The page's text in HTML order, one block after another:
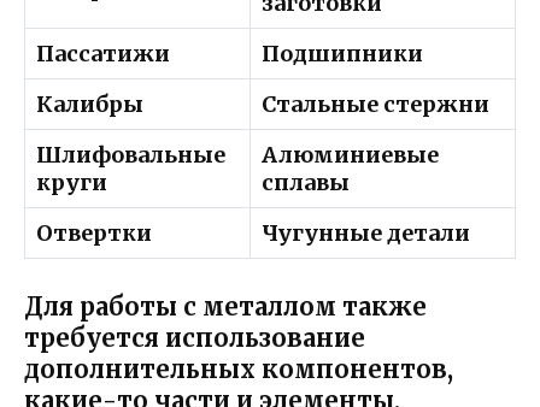
Пассатижи
Подшипники
Калибры
Стальные стержни
Шлифовальные
круги
Алюминиевые
сплавы
Отвертки
Чугунные детали
Для работы с металлом также
требуется использование
дополнительных компонентов,
какие-то части и элементы,